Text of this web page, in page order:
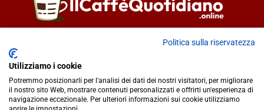
Fiorella Falci
redazione@ilcaffequotidiano.online
C.F. 92076900858
Chi siamo
Politica sulla riservatezza
Utilizziamo i cookie
Potremmo posizionarli per l'analisi dei dati dei nostri visitatori, per migliorare
il nostro sito Web, mostrare contenuti personalizzati e offrirti un'esperienza di
navigazione eccezionale. Per ulteriori informazioni sui cookie utilizziamo